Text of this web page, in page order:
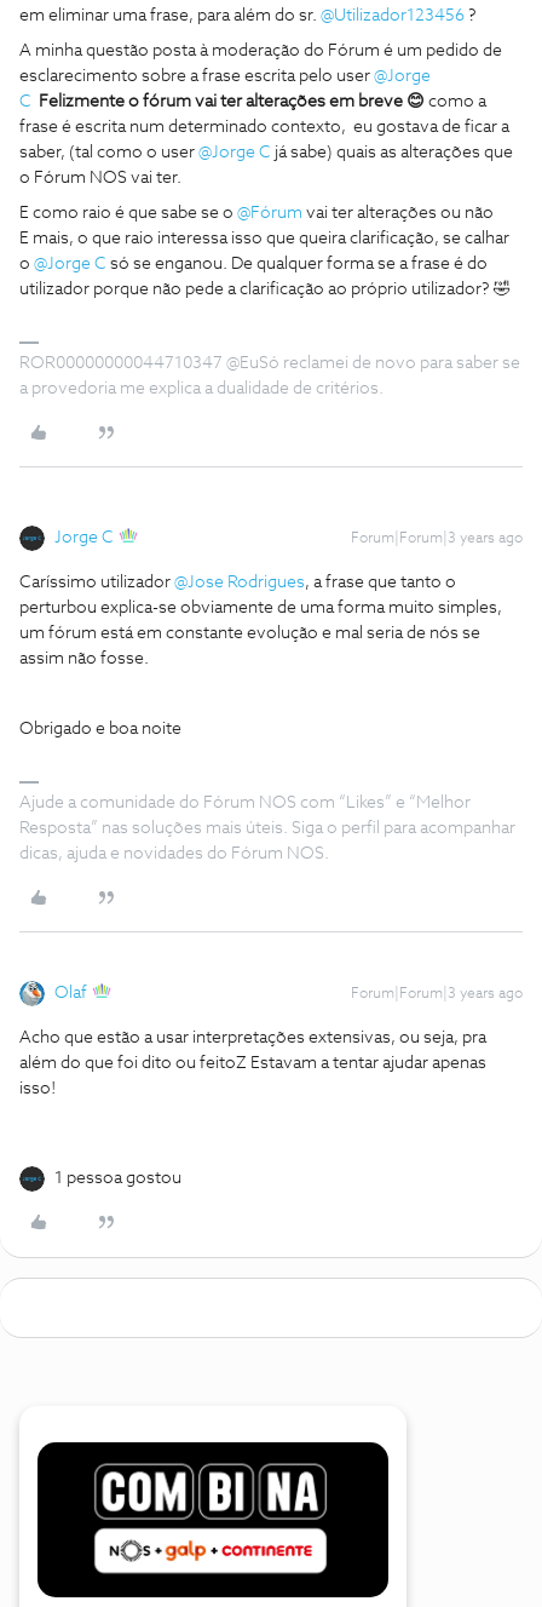
em eliminar uma frase, para além do sr. @Utilizador123456 ?
A minha questão posta à moderação do Fórum é um pedido de
esclarecimento sobre a frase escrita pelo user @Jorge
C
Felizmente o fórum vai ter alterações em breve 😊 como a
frase é escrita num determinado contexto, eu gostava de ficar a
saber, (tal como o user @Jorge C já sabe) quais as alterações que
o Fórum NOS vai ter.
E como raio é que sabe se o @Fórum vai ter alterações ou não
E mais, o que raio interessa isso que queira clarificação, se calhar
o @Jorge C só se enganou. De qualquer forma se a frase é do
utilizador porque não pede a clarificação ao próprio utilizador? 🤣
ROR00000000044710347 @EuSó reclamei de novo para saber se
a provedoria me explica a dualidade de critérios.
Jorge C Forum|Forum|3 years ago
Caríssimo utilizador @Jose Rodrigues, a frase que tanto o
perturbou explica-se obviamente de uma forma muito simples,
um fórum está em constante evolução e mal seria de nós se
assim não fosse.
Obrigado e boa noite
Ajude a comunidade do Fórum NOS com “Likes” e “Melhor
Resposta” nas soluções mais úteis. Siga o perfil para acompanhar
dicas, ajuda e novidades do Fórum NOS.
Olaf Forum|Forum|3 years ago
Acho que estão a usar interpretações extensivas, ou seja, pra
além do que foi dito ou feitoZ Estavam a tentar ajudar apenas
isso!
1 pessoa gostou